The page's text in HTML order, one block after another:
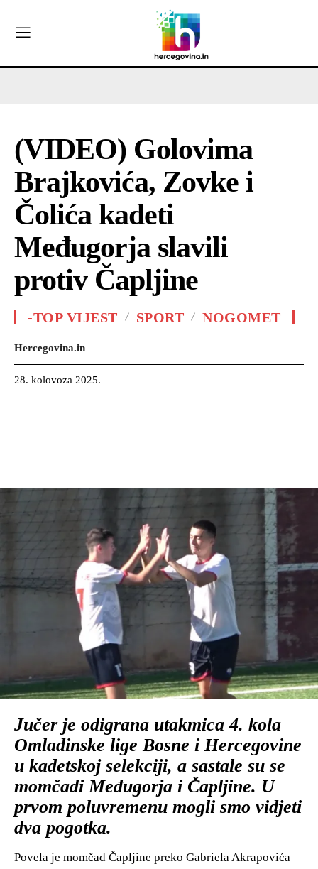
(VIDEO) Golovima
Brajkovića, Zovke i
Čolića kadeti
Međugorja slavili
protiv Čapljine
-TOP VIJEST SPORT NOGOMET
Hercegovina.in
28. kolovoza 2025.
Jučer je odigrana utakmica 4. kola
Omladinske lige Bosne i Hercegovine
u kadetskoj selekciji, a sastale su se
momčadi Međugorja i Čapljine. U
prvom poluvremenu mogli smo vidjeti
dva pogotka.
Povela je momčad Čapljine preko Gabriela Akrapovića